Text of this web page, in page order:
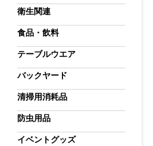
衛生関連
食品・飲料
テーブルウエア
バックヤード
清掃用消耗品
防虫用品
イベントグッズ